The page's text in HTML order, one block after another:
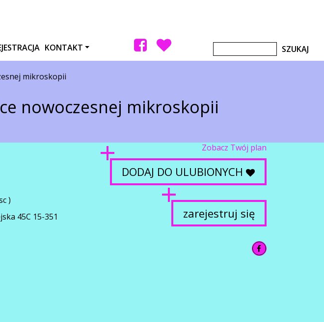
KONTAKT
mikroskopii
nowoczesnej mikroskopii
)
45C 15-351
Zobacz Twój plan
DODAJ DO ULUBIONYCH
zarejestruj się